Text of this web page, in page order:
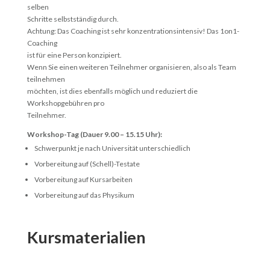
selben
Schritte selbstständig durch.
Achtung: Das Coaching ist sehr konzentrationsintensiv! Das 1on1-
Coaching
ist für eine Person konzipiert.
Wenn Sie einen weiteren Teilnehmer organisieren, also als Team
teilnehmen
möchten, ist dies ebenfalls möglich und reduziert die
Workshopgebühren pro
Teilnehmer.
Workshop-Tag (Dauer 9.00 – 15.15 Uhr):
Schwerpunkt je nach Universität unterschiedlich
Vorbereitung auf (Schell)-Testate
Vorbereitung auf Kursarbeiten
Vorbereitung auf das Physikum
Kursmaterialien